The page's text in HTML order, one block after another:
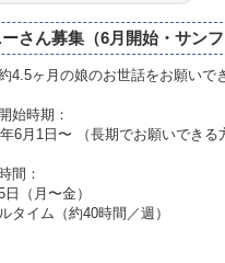
さん募集（6月開始・サンフ
4.5ヶ月の娘のお世話をお願いで
始時期：
6月1日〜 （長期でお願いできる
間：
日（月〜金）
タイム（約40時間／週）